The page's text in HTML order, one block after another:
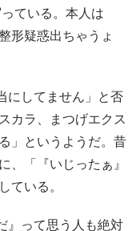
ている。本人は
形疑惑出ちゃうょ
にしてません」と否
カラ、まつげエクス
」というようだ。昔
、「『いじったぁ』
ている。
』って思う人も絶対